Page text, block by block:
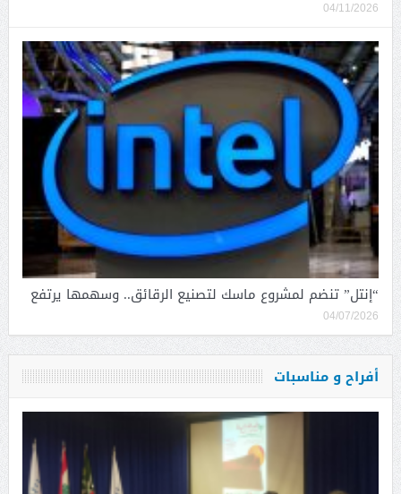
04/11/2026
“إنتل” تنضم لمشروع ماسك لتصنيع الرقائق.. وسهمها يرتفع
04/07/2026
أفراح و مناسبات